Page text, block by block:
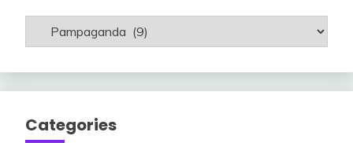
Read
Articles
Categories